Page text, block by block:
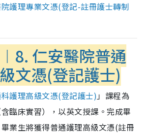
護理專業文憑(登記-註冊護士轉制
仁安醫院普通
文憑(登記護士)
護理高級文憑(登記護士)」課程為
臨床實習），以英文授課。完成畢
業生將獲得普通護理高級文憑(註冊